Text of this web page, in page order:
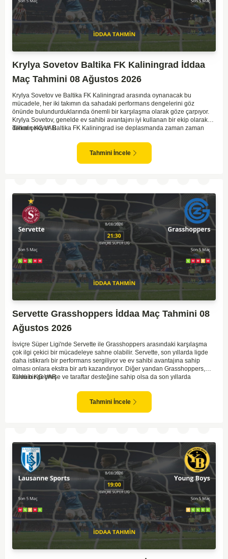
Krylya Sovetov Baltika FK Kaliningrad İddaa
Maç Tahmini 08 Ağustos 2026
Krylya Sovetov ve Baltika FK Kaliningrad arasında oynanacak bu
mücadele, her iki takımın da sahadaki performans dengelerini göz
önünde bulundurduklarında önemli bir karşılaşma olarak göze çarpıyor.
Krylya Sovetov, genelde ev sahibi avantajını iyi kullanan bir ekip olarak
dikkat çekiyor. Baltika FK Kaliningrad ise deplasmanda zaman zaman
ve seyirci desteğini arkasına alarak gol yollarında etkili olması, maçın
seyrini değiştirebilecek bir faktör olarak değerlendiriliyor. Bununla birlikte,
Baltika'nın savunma direncini kırabilmesi, maçı daha heyecanlı hale
Tahmin KG VAR
Tahmini İncele
Servette Grasshoppers İddaa Maç Tahmini 08
Ağustos 2026
İsviçre Süper Ligi'nde Servette ile Grasshoppers arasındaki karşılaşma
çok ilgi çekici bir mücadeleye sahne olabilir. Servette, son yıllarda ligde
daha istikrarlı bir performans sergiliyor ve ev sahibi avantajına sahip
olması onlara ekstra bir artı kazandırıyor. Diğer yandan Grasshoppers,
köklü bir geçmişe ve taraftar desteğine sahip olsa da son yıllarda
genellikle maçlarda gol yollarında etkili olurken, Grasshoppers savunma
anlamında zaman zaman sorunlar yaşayabiliyor. Bu durumda,
karşılaşmanın gollü geçmesi muhtemel gözüküyor. İki takımın oyun tarzını
Tahmin KG VAR
Tahmini İncele